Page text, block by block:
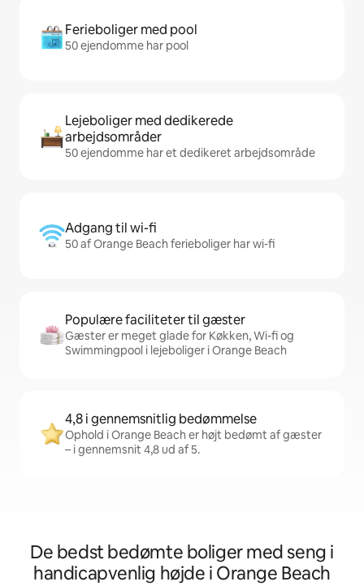
Ferieboliger med pool
50 ejendomme har pool
Lejeboliger med dedikerede
arbejdsområder
50 ejendomme har et dedikeret arbejdsområde
Adgang til wi-fi
50 af Orange Beach ferieboliger har wi-fi
Populære faciliteter til gæster
Gæster er meget glade for Køkken, Wi-fi og
Swimmingpool i lejeboliger i Orange Beach
4,8 i gennemsnitlig bedømmelse
Ophold i Orange Beach er højt bedømt af gæster
– i gennemsnit 4,8 ud af 5.
De bedst bedømte boliger med seng i
handicapvenlig højde i Orange Beach